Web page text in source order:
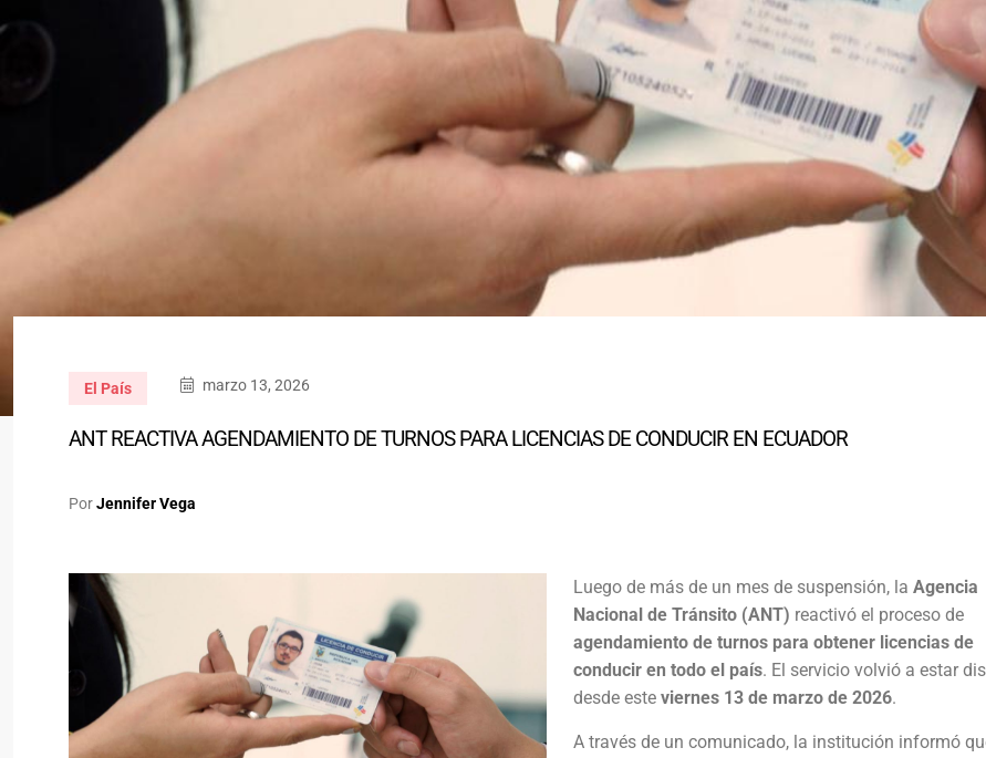
El País marzo 13, 2026
ANT REACTIVA AGENDAMIENTO DE TURNOS PARA LICENCIAS DE CONDUCIR EN ECUADOR
PorJennifer Vega
Luego de más de un mes de suspensión, la Agencia
Nacional de Tránsito (ANT) reactivó el proceso de
agendamiento de turnos para obtener licencias de
conducir en todo el país. El servicio volvió a estar
desde este viernes 13 de marzo de 2026.
A través de un comunicado, la institución informó